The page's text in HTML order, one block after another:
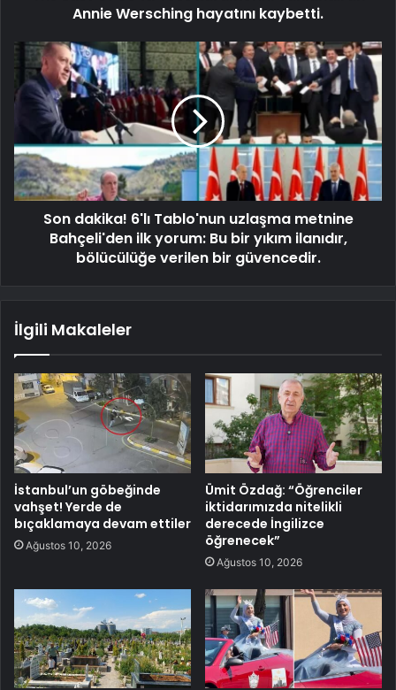
Annie Wersching hayatını kaybetti.
Son dakika! 6'lı Tablo'nun uzlaşma metnine
Bahçeli'den ilk yorum: Bu bir yıkım ilanıdır,
bölücülüğe verilen bir güvencedir.
İlgili Makaleler
İstanbul’un göbeğinde
vahşet! Yerde de
bıçaklamaya devam ettiler
Ağustos 10, 2026
Ümit Özdağ: “Öğrenciler
iktidarımızda nitelikli
derecede İngilizce
öğrenecek”
Ağustos 10, 2026